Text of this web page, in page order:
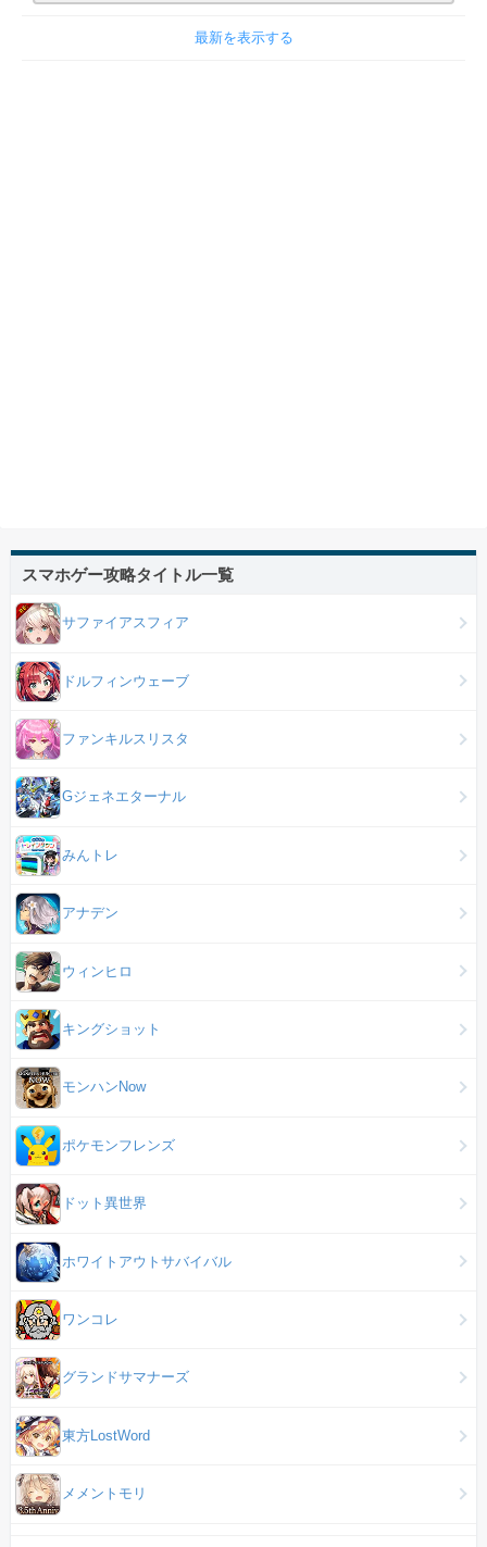
最新を表示する
スマホゲー攻略タイトル一覧
サファイアスフィア
ドルフィンウェーブ
ファンキルスリスタ
Gジェネエターナル
みんトレ
アナデン
ウィンヒロ
キングショット
モンハンNow
ポケモンフレンズ
ドット異世界
ホワイトアウトサバイバル
ワンコレ
グランドサマナーズ
東方LostWord
メメントモリ